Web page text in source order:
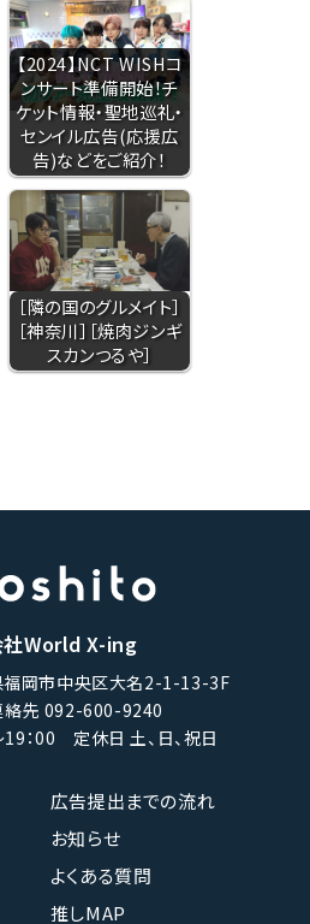
【2024】NCT WISHコ
ンサート準備開始！チ
ケット情報・聖地巡礼・
センイル広告(応援広
告)などをご紹介！
［隣の国のグルメイト］
［神奈川］［焼肉ジンギ
スカンつるや］
社World X-ing
岡市中央区大名2-1-13-3F
絡先 092-600-9240
：00 定休日 土、日、祝日
広告提出までの流れ
お知らせ
よくある質問
推しMAP